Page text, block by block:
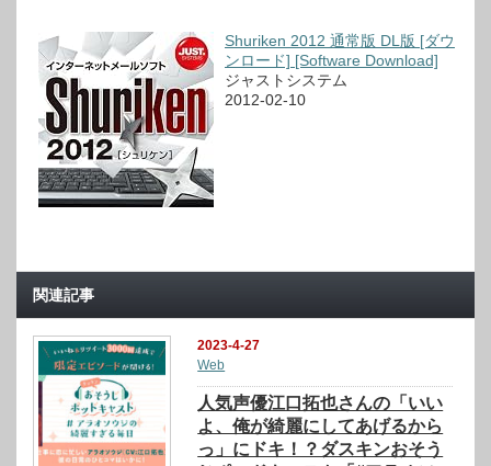
Shuriken 2012 通常版 DL版 [ダウ
ンロード] [Software Download]
ジャストシステム
2012-02-10
関連記事
2023-4-27
Web
⼈気声優江⼝拓也さんの「いい
よ、俺が綺麗にしてあげるから
っ」にドキ！？ダスキンおそう